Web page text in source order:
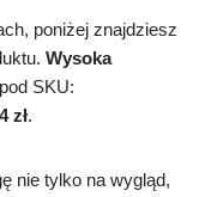
poniżej znajdziesz
Wysoka
SKU:
zł.
nie tylko na wygląd,